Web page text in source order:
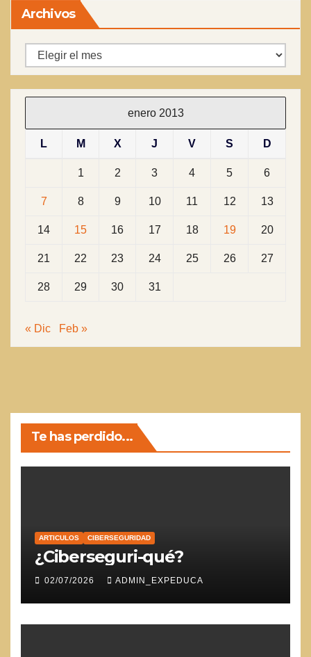
Archivos
Archivos
enero 2013
L M X J V S D
1 2 3 4 5 6
7 8 9 10 11 12 13
14 15 16 17 18 19 20
21 22 23 24 25 26 27
28 29 30 31
« Dic Feb »
Te has perdido...
ARTICULOS CIBERSEGURIDAD
¿Ciberseguri-qué?
02/07/2026 ADMIN_EXPEDUCA